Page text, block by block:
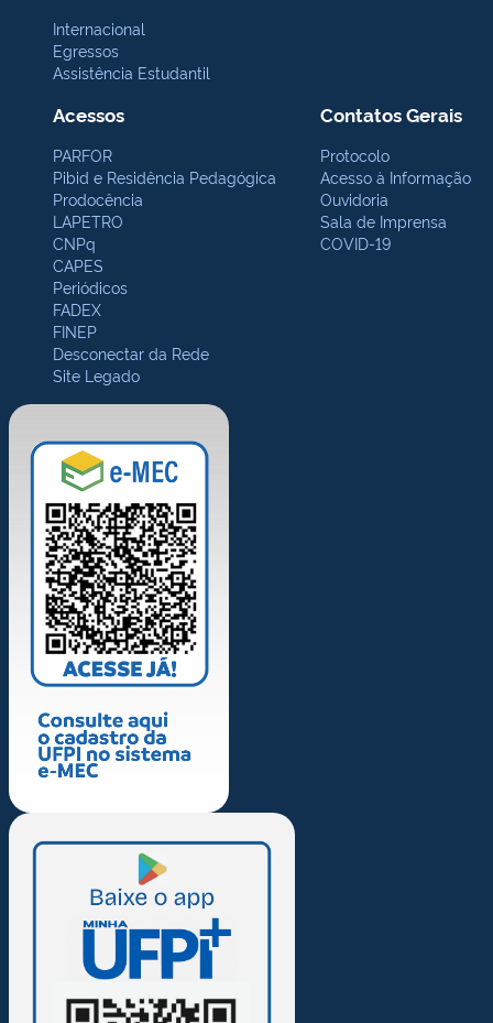
Internacional
Egressos
Assistência Estudantil
Acessos
PARFOR
Pibid e Residência Pedagógica
Prodocência
LAPETRO
CNPq
CAPES
Periódicos
FADEX
FINEP
Desconectar da Rede
Site Legado
Contatos Gerais
Protocolo
Acesso à Informação
Ouvidoria
Sala de Imprensa
COVID-19